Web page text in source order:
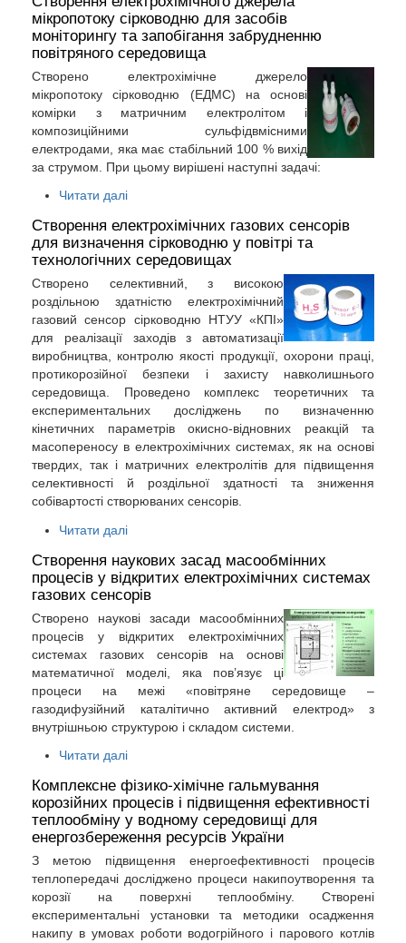
мікропотоку сірководню для засобів
моніторингу та запобігання забрудненню
повітряного середовища
Cтворено електрохімічне джерело
мікропотоку сірководню (ЕДМС) на основі
комірки з матричним електролітом і
композиційними сульфідвмісними
електродами, яка має стабільний 100 % вихід
за струмом. При цьому вирішені наступні задачі:
Читати далі
Створення електрохімічних газових сенсорів
для визначення сірководню у повітрі та
технологічних середовищах
Створено селективний, з високою
роздільною здатністю електрохімічний
газовий сенсор сірководню НТУУ «КПІ»
для реалізації заходів з автоматизації
виробництва, контролю якості продукції, охорони праці,
протикорозійної безпеки і захисту навколишнього
середовища. Проведено комплекс теоретичних та
експериментальних досліджень по визначенню
кінетичних параметрів окисно-відновних реакцій та
масопереносу в електрохімічних системах, як на основі
твердих, так і матричних електролітів для підвищення
селективності й роздільної здатності та зниження
собівартості створюваних сенсорів.
Читати далі
Створення наукових засад масообмінних
процесів у відкритих електрохімічних системах
газових сенсорів
Створено наукові засади масообмінних
процесів у відкритих електрохімічних
системах газових сенсорів на основі
математичної моделі, яка пов’язує ці
процеси на межі «повітряне середовище –
газодифузійний каталітично активний електрод» з
внутрішньою структурою і складом системи.
Читати далі
Комплексне фізико-хімічне гальмування
корозійних процесів і підвищення ефективності
теплообміну у водному середовищі для
енергозбереження ресурсів України
З метою підвищення енергоефективності процесів
теплопередачі досліджено процеси накипоутворення та
корозії на поверхні теплообміну. Створені
експериментальні установки та методики осадження
накипу в умовах роботи водогрійного і парового котлів